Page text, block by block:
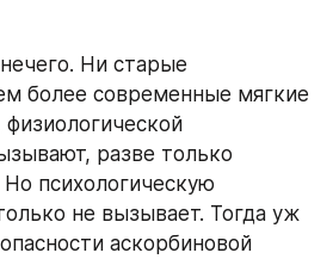
Ни старые
более современные мягкие
разве только
психологическую
не вызывает. Тогда уж
аскорбиновой